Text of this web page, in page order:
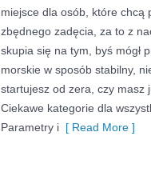
miejsce dla osób, które chcą
zbędnego zadęcia, za to z
skupia się na tym, byś mógł
morskie w sposób stabilny,
startujesz od zera, czy masz
Ciekawe kategorie dla
Parametry i [ Read More ]